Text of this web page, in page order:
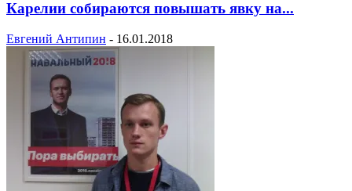
Карелии собираются повышать явку на...
Евгений Антипин - 16.01.2018